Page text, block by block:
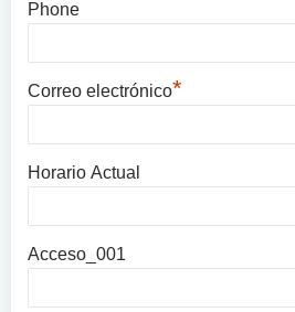
Phone
Correo electrónico*
Horario Actual
Acceso_001